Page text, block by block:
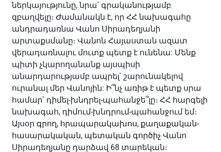
ներկայությունը, նրա՝ գրականությամբ
զբաղվելը։ Ժամանակն է, որ ՀՀ նախագահը
անդրադառնա Վանո Սիրադեղյանի
արտաքսմանը։ Վանոն Հայաստան ազատ
վերադառնալու մուտք պետք է ունենա: Մենք
պիտի չկարողանանք այսպիսի
անարդարությամբ ապրել՝ շարունակելով
ուրանալ մեր Վանոյին: Ի՞նչ առիթ է պետք սրա
համար՝ դիմել-խնդրել-պահանջե՞լը։ ՀՀ հարգելի
նախագահ, դիմում-խնդրում-պահանջում եմ։
Այսօր գրող, հրապարակախոս, քաղաքական-
հասարակական, պետական գործիչ Վանո
Սիրադեղյանը դարձավ 68 տարեկան։